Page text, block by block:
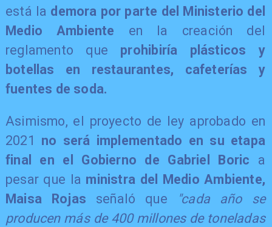
está la demora por parte del Ministerio del
Medio Ambiente en la creación del
reglamento que prohibiría plásticos y
botellas en restaurantes, cafeterías y
fuentes de soda.
Asimismo, el proyecto de ley aprobado en
2021 no será implementado en su etapa
final en el Gobierno de Gabriel Boric a
pesar que la ministra del Medio Ambiente,
Maisa Rojas señaló que
"cada año se
producen más de 400 millones de toneladas